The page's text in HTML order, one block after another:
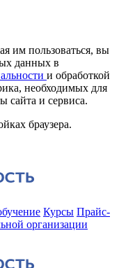
им пользоваться, вы
данных в
и обработкой
необходимых для
сайта и сервиса.
браузера.
Курсы Прайс-
организации